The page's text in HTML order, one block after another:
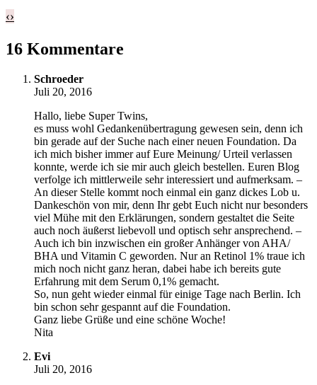
‹›
16 Kommentare
Schroeder
Juli 20, 2016
Hallo, liebe Super Twins,
es muss wohl Gedankenübertragung gewesen sein, denn ich
bin gerade auf der Suche nach einer neuen Foundation. Da
ich mich bisher immer auf Eure Meinung/ Urteil verlassen
konnte, werde ich sie mir auch gleich bestellen. Euren Blog
verfolge ich mittlerweile sehr interessiert und aufmerksam. –
An dieser Stelle kommt noch einmal ein ganz dickes Lob u.
Dankeschön von mir, denn Ihr gebt Euch nicht nur besonders
viel Mühe mit den Erklärungen, sondern gestaltet die Seite
auch noch äußerst liebevoll und optisch sehr ansprechend. –
Auch ich bin inzwischen ein großer Anhänger von AHA/
BHA und Vitamin C geworden. Nur an Retinol 1% traue ich
mich noch nicht ganz heran, dabei habe ich bereits gute
Erfahrung mit dem Serum 0,1% gemacht.
So, nun geht wieder einmal für einige Tage nach Berlin. Ich
bin schon sehr gespannt auf die Foundation.
Ganz liebe Grüße und eine schöne Woche!
Nita
Evi
Juli 20, 2016